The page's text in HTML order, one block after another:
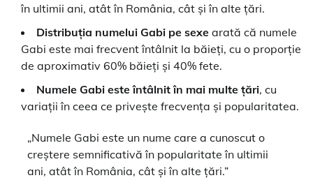
în ultimii ani, atât în România, cât și în alte țări.
Distribuția numelui Gabi pe sexe arată că numele
Gabi este mai frecvent întâlnit la băieți, cu o proporție
de aproximativ 60% băieți și 40% fete.
Numele Gabi este întâlnit în mai multe țări, cu
variații în ceea ce privește frecvența și popularitatea.
„Numele Gabi este un nume care a cunoscut o
creștere semnificativă în popularitate în ultimii
ani, atât în România, cât și în alte țări.”